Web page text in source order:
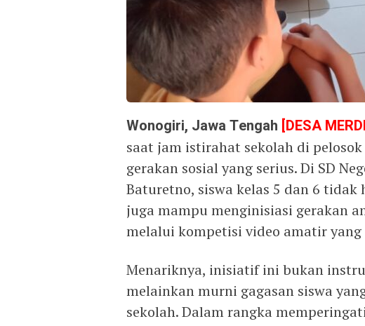
Wonogiri, Jawa Tengah [DESA
saat jam istirahat sekolah di
gerakan sosial yang serius. Di SD
Baturetno, siswa kelas 5 dan 6
juga mampu menginisiasi gerakan
melalui kompetisi video amatir
Menariknya, inisiatif ini bukan
melainkan murni gagasan siswa
sekolah. Dalam rangka